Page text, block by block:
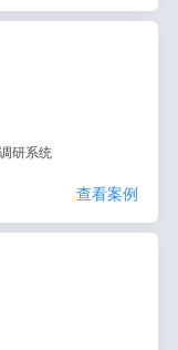
研系统
查看案例